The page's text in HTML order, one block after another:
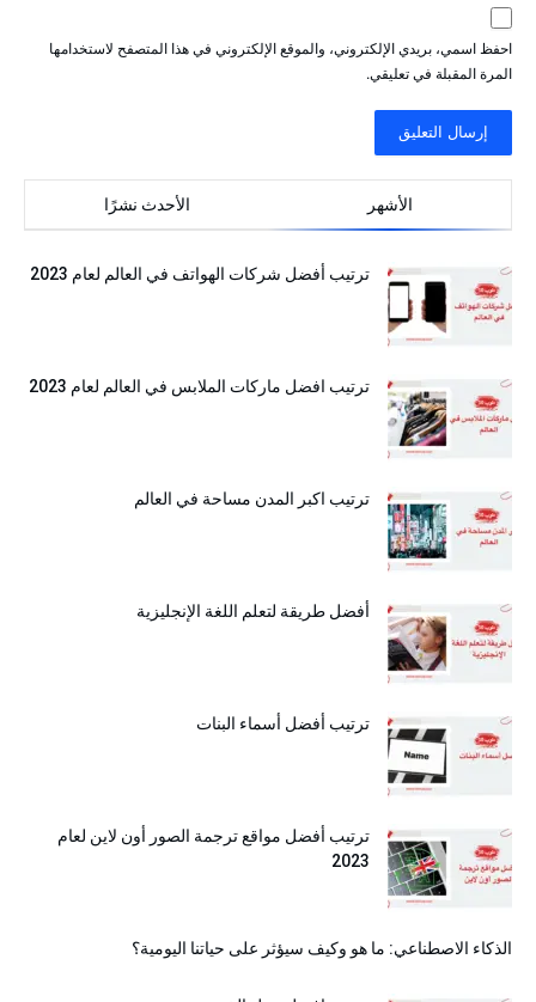
احفظ اسمي، بريدي الإلكتروني، والموقع الإلكتروني في هذا المتصفح لاستخدامها
المرة المقبلة في تعليقي.
‫الأشهر‬
ترتيب أفضل شركات الهواتف في العالم لعام 2023
ترتيب افضل ماركات الملابس في العالم لعام 2023
ترتيب اكبر المدن مساحة في العالم
أفضل طريقة لتعلم اللغة الإنجليزية
ترتيب أفضل أسماء البنات
ترتيب أفضل مواقع ترجمة الصور أون لاين لعام
2023
الذكاء الاصطناعي: ما هو وكيف سيؤثر على حياتنا اليومية؟